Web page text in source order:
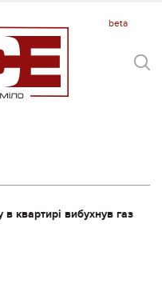
в квартирі вибухнув газ